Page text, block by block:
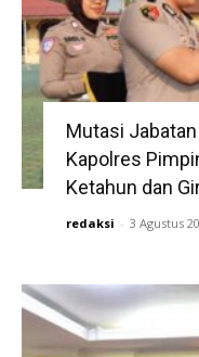
Mutasi
Kapolres
Ketahun dan
redaksi - 3 Agustus